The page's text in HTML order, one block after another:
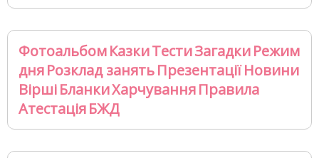
ФотоальбомКазкиТестиЗагадкиРежим
дняРозклад занятьПрезентаціїНовини
ВіршіБланкиХарчуванняПравила
АтестаціяБЖД